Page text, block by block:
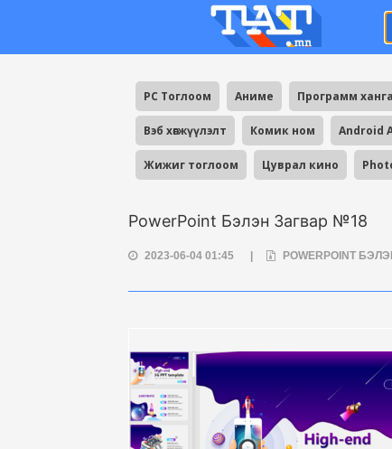
PC Тоглоом Аниме Программ
Вэб хөгжүүлэлт Комик ном Android
Жижиг тоглоом Цуврал кино
PowerPoint Бэлэн Загвар №18
2023-06-04 01:45 POWERPOINT